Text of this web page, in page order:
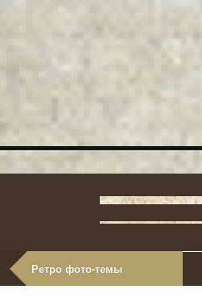
Ретро фото-темы